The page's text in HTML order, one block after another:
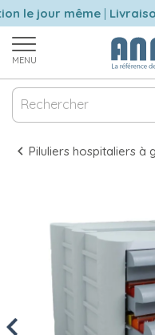
le jour même|Livraison
MENU
Piluliers hospitaliers à
Previous